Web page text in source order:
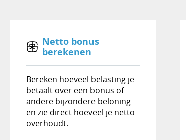
Netto bonus
berekenen
Bereken hoeveel belasting je
betaalt over een bonus of
andere bijzondere beloning
en zie direct hoeveel je netto
overhoudt.